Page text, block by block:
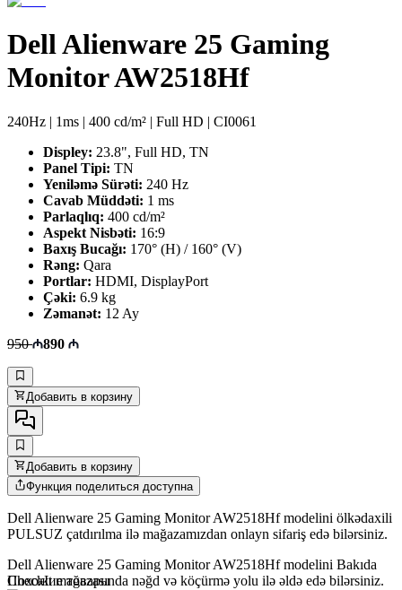
Dell Alienware 25 Gaming
Monitor AW2518Hf
240Hz | 1ms | 400 cd/m² | Full HD | CI0061
Displey: 23.8", Full HD, TN
Panel Tipi: TN
Yeniləmə Sürəti: 240 Hz
Cavab Müddəti: 1 ms
Parlaqlıq: 400 cd/m²
Aspekt Nisbəti: 16:9
Baxış Bucağı: 170° (H) / 160° (V)
Rəng: Qara
Portlar: HDMI, DisplayPort
Çəki: 6.9 kg
Zəmanət: 12 Ay
950
890
Добавить в корзину
Добавить в корзину
Функция поделиться доступна
Dell Alienware 25 Gaming Monitor AW2518Hf modelini ölkədaxili
PULSUZ çatdırılma ilə mağazamızdan onlayn sifariş edə bilərsiniz.
Dell Alienware 25 Gaming Monitor AW2518Hf modelini Bakıda
CheckIt mağazasında nəğd və köçürmə yolu ilə əldə edə bilərsiniz.
Похожие товары